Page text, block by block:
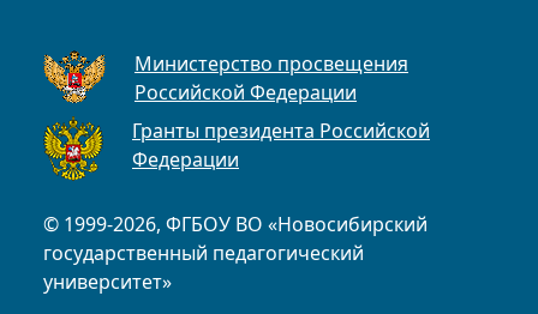
© 1999-2026, ФГБОУ ВО «Новосибирский
государственный педагогический
университет»
Министерство просвещения
Российской Федерации
Гранты президента Российской
Федерации